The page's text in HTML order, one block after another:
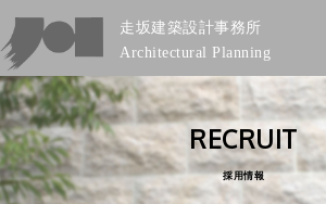
走坂建築設計事務所
Architectural Planning
RECRUIT
採用情報